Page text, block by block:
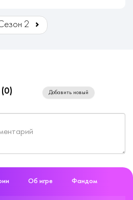
2
0) Добавить новый
Об игре Фандом